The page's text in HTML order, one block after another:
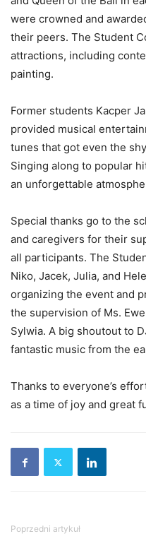
were crowned and
their peers. The Student
attractions, including
painting.
Former students Kacper
provided musical
tunes that got even the
Singing along to popular
an unforgettable
Special thanks go to the
and caregivers for their
all participants. The
Niko, Jacek, Julia, and
organizing the event and
the supervision of Ms.
Sylwia. A big shoutout to
fantastic music from the
Thanks to everyone’s
as a time of joy and great
Poprzedni artykuł